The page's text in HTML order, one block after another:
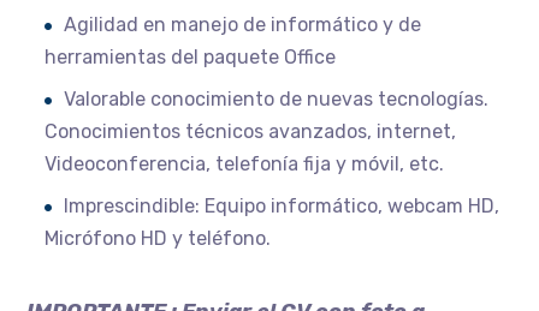
Agilidad en manejo de informático y de
herramientas del paquete Office
Valorable conocimiento de nuevas tecnologías.
Conocimientos técnicos avanzados, internet,
Videoconferencia, telefonía fija y móvil, etc.
Imprescindible: Equipo informático, webcam HD,
Micrófono HD y teléfono.